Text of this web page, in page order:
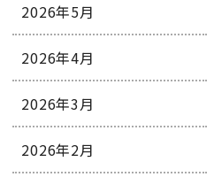
2026年5月
2026年4月
2026年3月
2026年2月